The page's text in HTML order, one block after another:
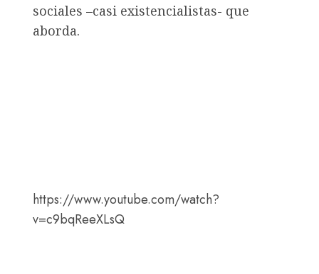
sociales –casi existencialistas- que
aborda.
https://www.youtube.com/watch?
v=c9bqReeXLsQ